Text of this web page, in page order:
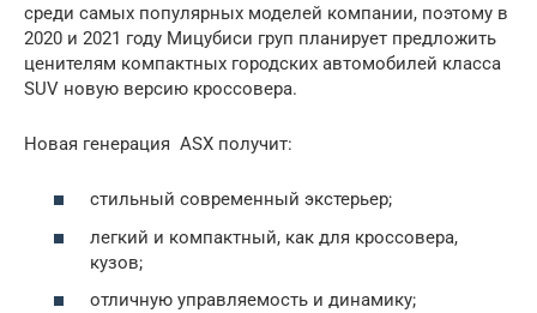
среди самых популярных моделей компании, поэтому в
2020 и 2021 году Мицубиси груп планирует предложить
ценителям компактных городских автомобилей класса
SUV новую версию кроссовера.
Новая генерация ASX получит:
стильный современный экстерьер;
легкий и компактный, как для кроссовера,
кузов;
отличную управляемость и динамику;